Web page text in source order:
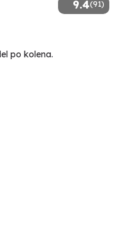
9.4(91)
po kolena.